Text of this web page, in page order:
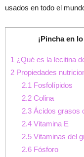
usados en todo el
¡Pincha en
1 ¿Qué es la lecitina
2 Propiedades
2.1 Fosfolípidos
2.2Colina
2.3Ácidos grasos
2.4Vitamina E
2.5Vitaminas del
2.6Fósforo